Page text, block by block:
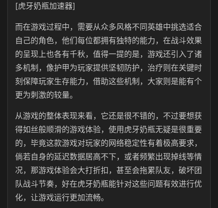
[虎牙奶瓶加速器]
而在游戏过程中，需要从众多风格不同英雄中挑选适合
自己的角色，他们每位都拥有独特的能力，在战斗效果
的呈现上也各有千秋，值得一提的是，游戏还引入了诸
多机制，像护甲为玩家提供坚韧防护，治疗则在关键时
刻保障玩家生存能力，借助这些机制，大家则是能有个
更为刺激的较量。
从游戏的整体表现来看，它还是很不错的，不过要想获
得如丝般顺滑的游戏体验，使用虎牙奶瓶无疑是很重要
的，毕竟这款游戏对玩家的网络稳定性有着极高要求，
倘若自身的延迟数据居高不下，或者频繁出现掉线等情
况，那游戏体验会大打折扣，甚至会拖累队友，破坏团
队战斗节奏，好在虎牙奶瓶能针对这些问题有效进行优
化，让游戏运行更加流畅。